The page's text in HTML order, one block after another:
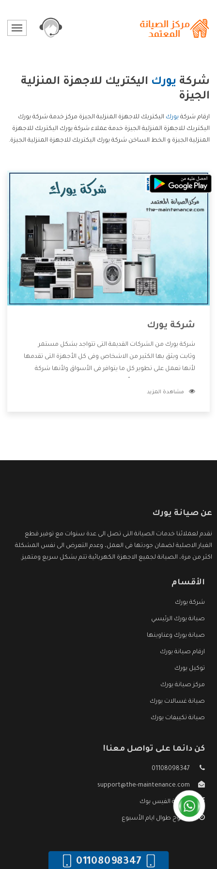
شركة يورك اليكتريك للاجهزة المنزلية
الجيزة
ارقام شركة يورك اليكتريك للاجهزة المنزلية الجيزة مركز خدمة شركة يورك
اليكتريك للاجهزة المنزلية الجيزة خدمة عملاء شركة يورك اليكتريك للاجهزة
المنزلية الجيزة و الخط الساخن شركة يورك اليكتريك للاجهزة المنزلية الجيزة.
شركة يورك
شركة يورك من الشركات القديمة التى تتواجد بشكل مستمر
وثابت ويثق بها الكثير من الاشخاص وفى كل الأجهزة التى تقدمها
لأنها تعمل على تطوير كل ما يتوافر فى الأسواق ولأنها شركة
وتقدم للعملاء أقوى العروض والخصومات التى تسهل على
مشاهدة المزيد
عن صيانة يورك
نقدم لعملائنا خدمات الصيانة التى تصل الى عدة سنوات مع توفير قطع
الغيار الاصلية لضمان جودتها فى العمل، وعدم التعرض الى نفس المشكلة
اكثر من مرة، الصيانة لجميع الاجهزة الكهربائية تتم بشكل سريع ومتميز.
الأقسام
شركة يورك
صيانة يورك الرئيسي
صيانة يورك وعناوينها
ارقام صيانة يورك
توكيل يورك
مركز صيانة يورك
صيانة غسالات يورك
صيانة تكييفات يورك
كن دائما على تواصل معنا!
01108098347
support@the-maintenance.com
صفحة الفيس بوك
مفتوح طوال ايام الأسبوع
01108098347